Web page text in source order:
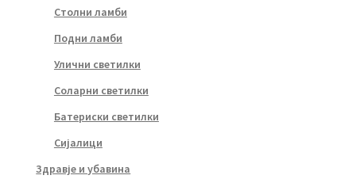
Столни ламби
Подни ламби
Улични светилки
Соларни светилки
Батериски светилки
Сијалици
Здравје и убавина